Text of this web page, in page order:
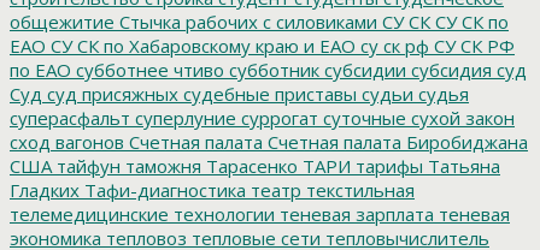
общежитие Стычка рабочих с силовиками СУ СК СУ СК по
ЕАО СУ СК по Хабаровскому краю и ЕАО су ск рф СУ СК РФ
по ЕАО субботнее чтиво субботник субсидии субсидия суд
Суд суд присяжных судебные приставы судьи судья
суперасфальт суперлуние суррогат суточные сухой закон
сход вагонов Счетная палата Счетная палата Биробиджана
США тайфун таможня Тарасенко ТАРИ тарифы Татьяна
Гладких Тафи-диагностика театр текстильная
телемедицинские технологии теневая зарплата теневая
экономика тепловоз тепловые сети тепловычислитель